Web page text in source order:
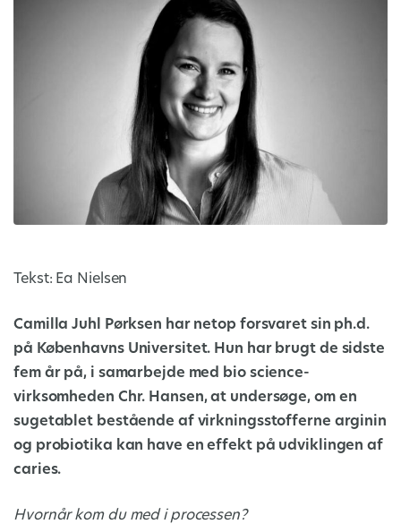
Tekst: Ea Nielsen
Camilla Juhl Pørksen har netop forsvaret sin ph.d.
på Københavns Universitet. Hun har brugt de sidste
fem år på, i samarbejde med bio science-
virksomheden Chr. Hansen, at undersøge, om en
sugetablet bestående af virkningsstofferne arginin
og probiotika kan have en effekt på udviklingen af
caries.
Hvornår kom du med i processen?